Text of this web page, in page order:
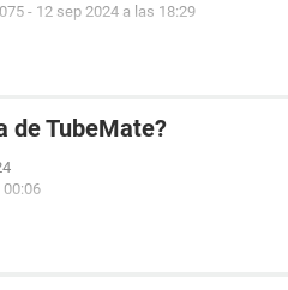
- 12 sep 2024 a las 18:29
de TubeMate?
00:06